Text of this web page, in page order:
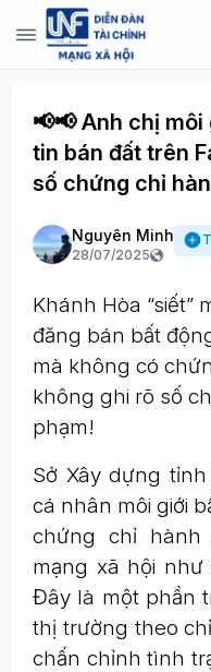
📢📢 Anh chị
tin bán đất trên
số chứng chỉ
Nguyên Minh
28/07/2025
Khánh Hòa “siết”
đăng bán bất
mà không có
không ghi rõ số
phạm!
Sở Xây dựng
cá nhân môi giới
chứng chỉ
mạng xã hội như
Đây là một phần
thị trường theo
chấn chỉnh tình